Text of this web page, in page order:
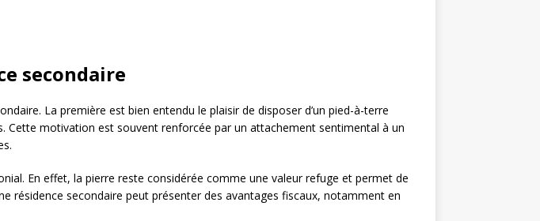
secondaire
La première est bien entendu le plaisir de disposer d’un pied-à-terre
Cette motivation est souvent renforcée par un attachement sentimental à un
En effet, la pierre reste considérée comme une valeur refuge et permet de
résidence secondaire peut présenter des avantages fiscaux, notamment en